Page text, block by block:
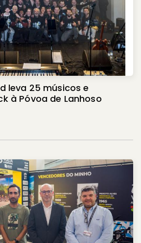
leva 25 músicos e
à Póvoa de Lanhoso